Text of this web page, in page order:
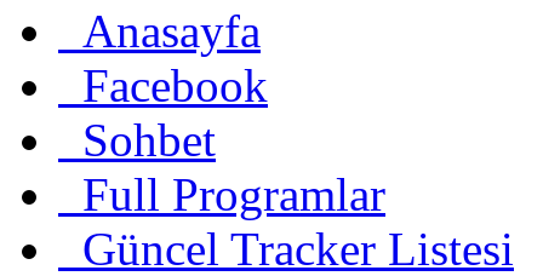
Anasayfa
Facebook
Sohbet
Full Programlar
Güncel Tracker Listesi